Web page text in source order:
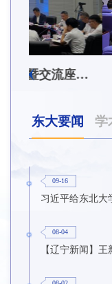
东大要闻 学
09-16
习近平给东北大
08-04
【辽宁新闻】